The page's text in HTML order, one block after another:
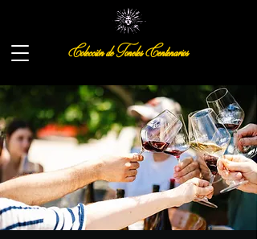
Colección de Toneles Centenarios